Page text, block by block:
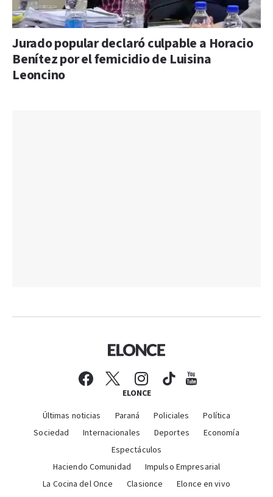
Jurado popular declaró culpable a Horacio
Benítez por el femicidio de Luisina
Leoncino
ELONCE
Últimas noticias Paraná Policiales
Política
Sociedad
Internacionales Deportes
Economía
Espectáculos
Haciendo Comunidad
Impulso Empresarial
La Cocina del Once
Clasionce
Elonce en vivo